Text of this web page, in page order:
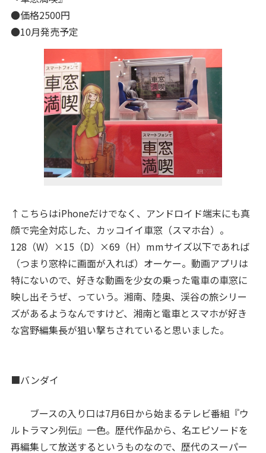
●価格2500円
●10月発売予定
↑こちらはiPhoneだけでなく、アンドロイド端末にも真
顔で完全対応した、カッコイイ車窓（スマホ台）。
128（W）×15（D）×69（H）mmサイズ以下であれば
（つまり窓枠に画面が入れば）オーケー。動画アプリは
特にないので、好きな動画を少女の乗った電車の車窓に
映し出そうぜ、っていう。湘南、陸奥、渓谷の旅シリー
ズがあるようなんですけど、湘南と電車とスマホが好き
な宮野編集長が狙い撃ちされていると思いました。
■バンダイ
ブースの入り口は7月6日から始まるテレビ番組『ウ
ルトラマン列伝』一色。歴代作品から、名エピソードを
再編集して放送するというものなので、歴代のスーパー